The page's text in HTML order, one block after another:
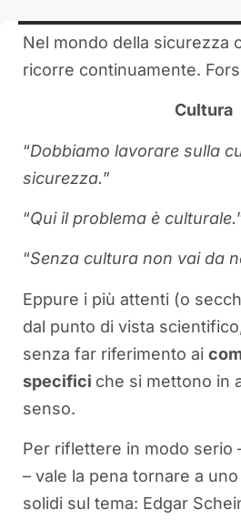
Nel mondo della sicurezza
ricorre continuamente.
Cultura
“Dobbiamo lavorare sulla
sicurezza.”
“Qui il problema è culturale.
“Senza cultura non vai da
Eppure i più attenti (o
dal punto di vista
senza far riferimento ai
specifici che si mettono in
senso.
Per riflettere in modo serio
– vale la pena tornare a
solidi sul tema: Edgar